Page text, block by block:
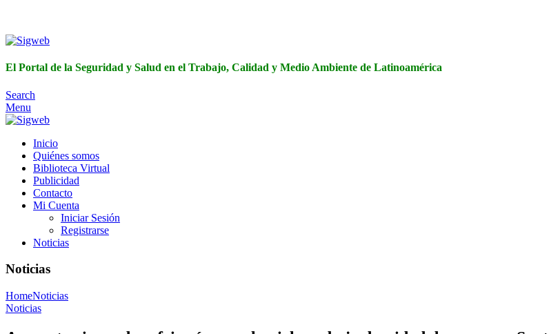
El Portal de la Seguridad y Salud en el Trabajo, Calidad y Medio Ambiente de Latinoamérica
Search
Menu
Inicio
Quiénes somos
Biblioteca Virtual
Publicidad
Contacto
Mi Cuenta
Iniciar Sesión
Registrarse
Noticias
Noticias
HomeNoticias
Noticias